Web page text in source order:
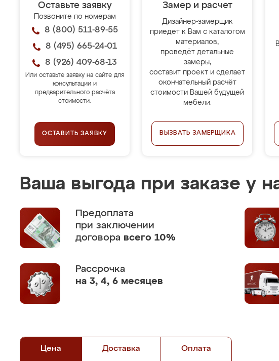
Оставьте заявку
Позвоните по номерам
8 (800) 511-89-55
8 (495) 665-24-01
8 (926) 409-68-13
Или оставьте заявку на сайте для
консультации и
предварительного расчёта
стоимости.
ОСТАВИТЬ ЗАЯВКУ
Замер и расчет
Дизайнер-замерщик
приедет к Вам с каталогом
материалов,
проведёт детальные
замеры,
составит проект и сделает
окончательный расчёт
стоимости Вашей будущей
мебели.
ВЫЗВАТЬ ЗАМЕРЩИКА
Ваша выгода при заказе у
Предоплата
при заключении
договора всего 10%
Рассрочка
на 3, 4, 6 месяцев
Цена Доставка Оплата